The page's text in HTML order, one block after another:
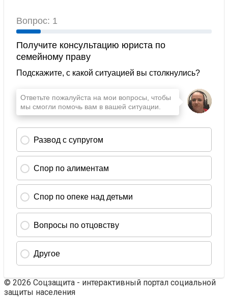
© 2026 Соцзащита - интерактивный портал социальной
защиты населения